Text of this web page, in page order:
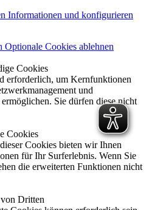
Informationen und konfigurieren
Optionale Cookies ablehnen
Cookies
erforderlich, um Kernfunktionen
und
Sie dürfen diese nicht
Cookies
Cookies bieten wir Ihnen
für Ihr Surferlebnis. Wenn Sie
die erweiterten Funktionen nicht
Dritten